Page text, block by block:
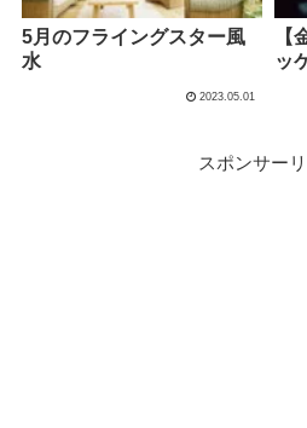
5月のフライングスター風
水
2023.05.01
【
ッ
スポンサー